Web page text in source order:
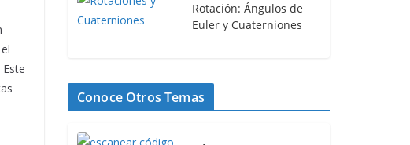
Rotación: Ángulos de
Euler y Cuaterniones
Conoce Otros Temas